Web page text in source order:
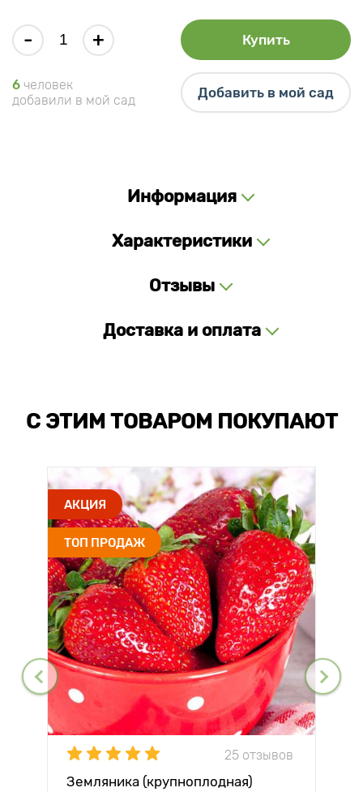
- + Купить
6 человек
добавили в мой сад
Добавить в мой сад
Информация
Характеристики
Отзывы
Доставка и оплата
С ЭТИМ ТОВАРОМ ПОКУПАЮТ
АКЦИЯ
ТОП ПРОДАЖ
25 отзывов
Земляника (крупноплодная)